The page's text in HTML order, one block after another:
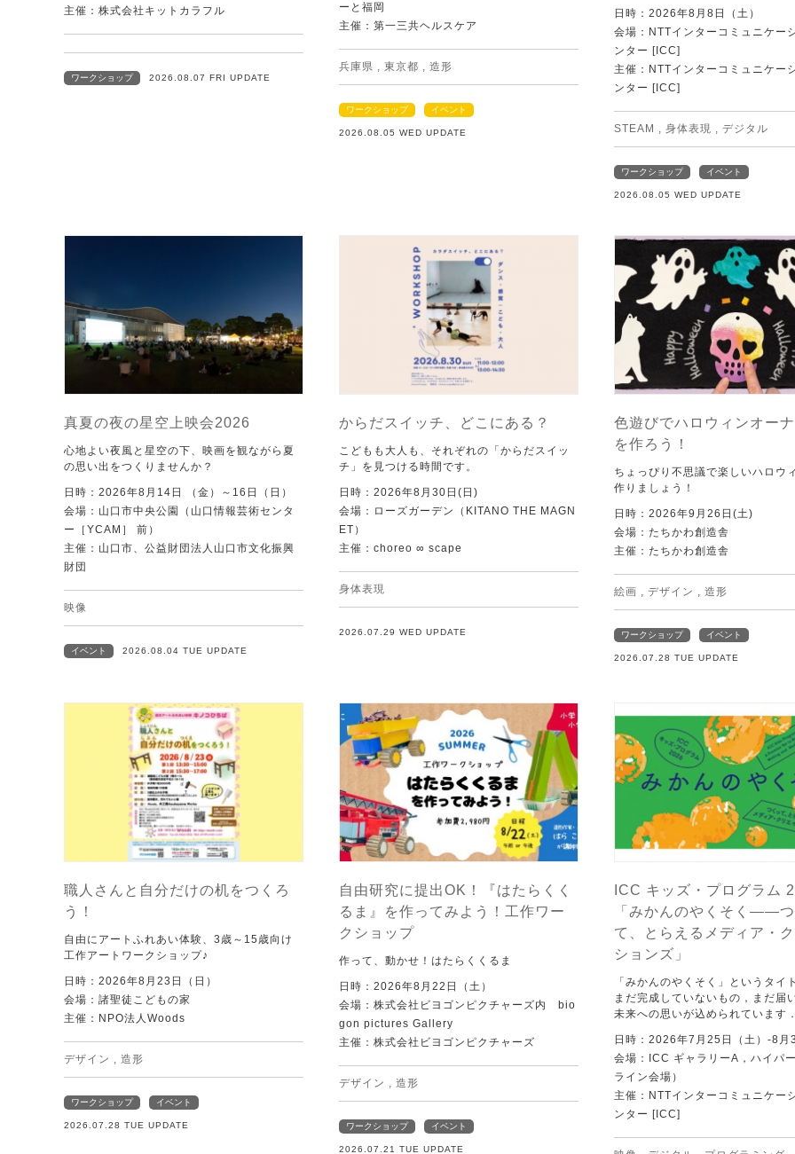
主催：株式会社キットカラフル
ワークショップ 2026.08.07 FRI UPDATE
ーと福岡
主催：第一三共ヘルスケア
兵庫県 , 東京都 , 造形
ワークショップ イベント
2026.08.05 WED UPDATE
日時：2026年8月8日（土）
会場：NTTインターコミュニケー
ンター [ICC]
主催：NTTインターコミュニケー
ンター [ICC]
STEAM , 身体表現 , デジタル
ワークショップ イベント
2026.08.05 WED UPDATE
真夏の夜の星空上映会2026
心地よい夜風と星空の下、映画を観ながら夏
の思い出をつくりませんか？
日時：2026年8月14日 （金）～16日（日）
会場：山口市中央公園（山口情報芸術センタ
ー［YCAM］ 前）
主催：山口市、公益財団法人山口市文化振興
財団
映像
イベント 2026.08.04 TUE UPDATE
からだスイッチ、どこにある？
こどもも大人も、それぞれの「からだスイッ
チ」を見つける時間です。
日時：2026年8月30日(日)
会場：ローズガーデン（KITANO THE MAGN
ET）
主催：choreo ∞ scape
身体表現
2026.07.29 WED UPDATE
色遊びでハロウィンオーナ
を作ろう！
ちょっぴり不思議で楽しいハロウ
作りましょう！
日時：2026年9月26日(土)
会場：たちかわ創造舎
主催：たちかわ創造舎
絵画 , デザイン , 造形
ワークショップ イベント
2026.07.28 TUE UPDATE
職人さんと自分だけの机をつくろ
う！
自由にアートふれあい体験、3歳～15歳向け
工作アートワークショップ♪
日時：2026年8月23日（日）
会場：諸聖徒こどもの家
主催：NPO法人Woods
デザイン , 造形
ワークショップ イベント
2026.07.28 TUE UPDATE
自由研究に提出OK！『はたらくく
るま』を作ってみよう！工作ワー
クショップ
作って、動かせ！はたらくくるま
日時：2026年8月22日（土）
会場：株式会社ビヨゴンピクチャーズ内 bio
gon pictures Gallery
主催：株式会社ビヨゴンピクチャーズ
デザイン , 造形
ワークショップ イベント
2026.07.21 TUE UPDATE
ICC キッズ・プログラム
「みかんのやくそく——つ
て、とらえるメディア・
ションズ」
「みかんのやくそく」というタイ
まだ完成していないもの，まだ届
未来への思いが込められています．
日時：2026年7月25日（土）-8月
会場：ICC ギャラリーA，ハイパ
ライン会場）
主催：NTTインターコミュニケー
ンター [ICC]